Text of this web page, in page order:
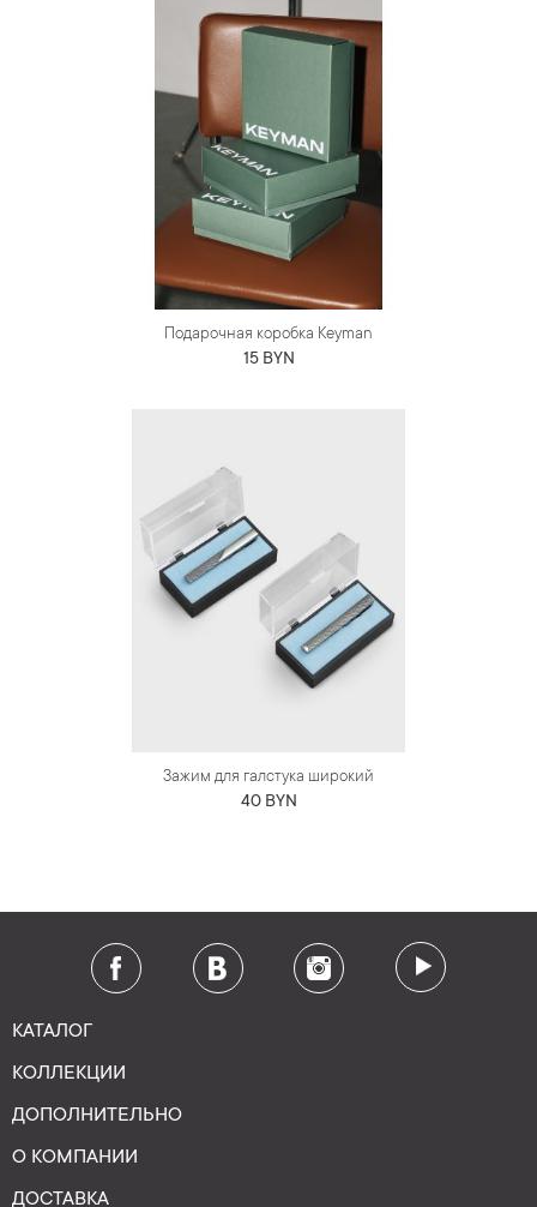
Подарочная коробка Keyman
15 BYN
Зажим для галстука широкий
40 BYN
КАТАЛОГ
КОЛЛЕКЦИИ
ДОПОЛНИТЕЛЬНО
О КОМПАНИИ
ДОСТАВКА